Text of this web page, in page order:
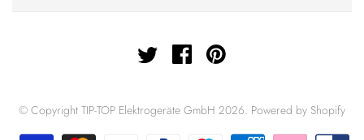
© Copyright TIP-TOP Elektrogeräte GmbH 2026. Powered by Shopify